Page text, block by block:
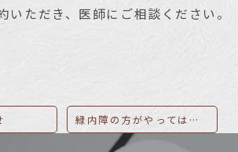
ただき、医師にご相談ください。
緑内障の方がやってはいけない事6つ。気をつけるべき飲食物もご紹介します